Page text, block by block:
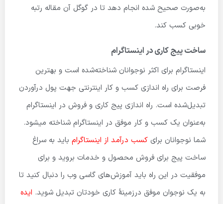
به‌صورت صحیح شده انجام دهد تا در گوگل آن مقاله رتبه
خوبی کسب کند.
ساخت پیج کاری در اینستاگرام
اینستاگرام برای اکثر نوجوانان شناخته‌شده است و بهترین
فرصت برای راه اندازی کسب و کار اینترنتی جهت پول درآوردن
تبدیل‌شده است. راه اندازی پیج کاری و فروش در اینستاگرام
به‌عنوان یک کسب و کار موفق در اینستاگرام شناخته میشود.
شما نوجوانان برای کسب درآمد از اینستاگرام باید به سراغ
ساخت پیج برای فروش محصول و خدمات بروید و برای
موفقیت در این راه باید آموزش‌های گاسی وب را دنبال کنید تا
به یک نوجوان موفق درزمینهٔ کاری خودتان تبدیل شوید. ایده